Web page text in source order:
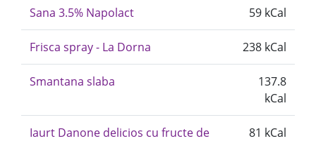
Sana 3.5% Napolact 59 kCal
Frisca spray - La Dorna 238 kCal
Smantana slaba
137.8
kCal
Iaurt Danone delicios cu fructe de
81 kCal